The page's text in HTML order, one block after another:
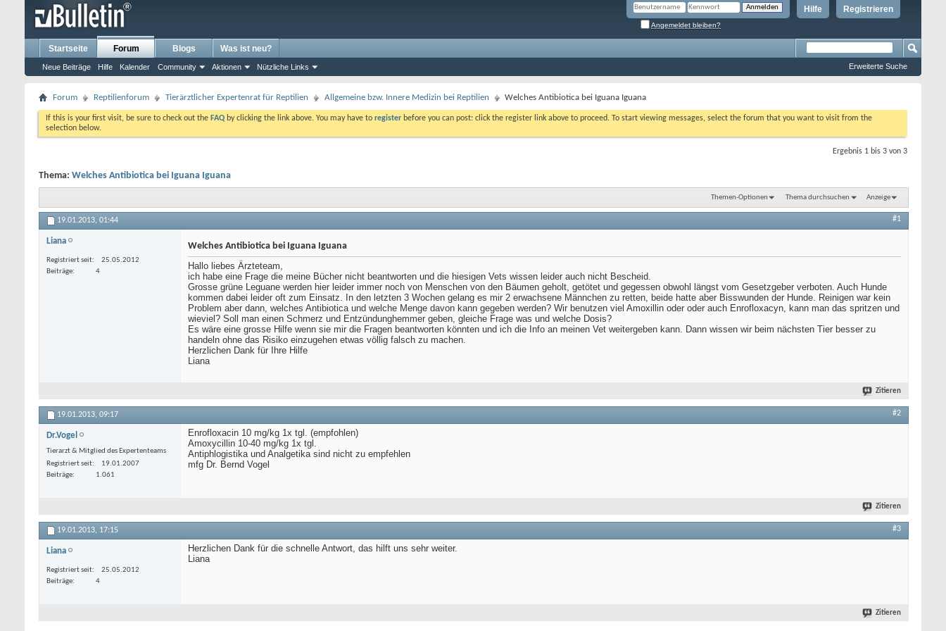
Registrieren
Hilfe
Angemeldet bleiben?
Startseite Forum
Neue Beiträge Hilfe Kalender Community Aktionen Nützliche Links
Blogs Was ist neu?
Erweiterte Suche
Forum Reptilienforum Tierärztlicher Expertenrat für Reptilien Allgemeine bzw. Innere Medizin bei Reptilien Welches Antibiotica bei Iguana Iguana
If this is your first visit, be sure to check out the FAQ by clicking the link above. You may have to register before you can post: click the register link above to proceed. To start viewing messages, select the forum that you want to visit from the
selection below.
Ergebnis 1 bis 3 von 3
Thema: Welches Antibiotica bei Iguana Iguana
Themen-Optionen Thema durchsuchen Anzeige
19.01.2013, 01:44 #1
Liana
Registriert seit
25.05.2012
Beiträge
4
Welches Antibiotica bei Iguana Iguana
Hallo liebes Ärzteteam,
ich habe eine Frage die meine Bücher nicht beantworten und die hiesigen Vets wissen leider auch nicht Bescheid.
Grosse grüne Leguane werden hier leider immer noch von Menschen von den Bäumen geholt, getötet und gegessen obwohl längst vom Gesetzgeber verboten. Auch Hunde
kommen dabei leider oft zum Einsatz. In den letzten 3 Wochen gelang es mir 2 erwachsene Männchen zu retten, beide hatte aber Bisswunden der Hunde. Reinigen war kein
Problem aber dann, welches Antibiotica und welche Menge davon kann gegeben werden? Wir benutzen viel Amoxillin oder oder auch Enrofloxacyn, kann man das spritzen und
wieviel? Soll man einen Schmerz und Entzündunghemmer geben, gleiche Frage was und welche Dosis?
Es wäre eine grosse Hilfe wenn sie mir die Fragen beantworten könnten und ich die Info an meinen Vet weitergeben kann. Dann wissen wir beim nächsten Tier besser zu
handeln ohne das Risiko einzugehen etwas völlig falsch zu machen.
Herzlichen Dank für Ihre Hilfe
Liana
Zitieren
19.01.2013, 09:17 #2
Dr.Vogel
Tierarzt & Mitglied des Expertenteams
Registriert seit
19.01.2007
Beiträge
1.061
Enrofloxacin 10 mg/kg 1x tgl. (empfohlen)
Amoxycillin 10-40 mg/kg 1x tgl.
Antiphlogistika und Analgetika sind nicht zu empfehlen
mfg Dr. Bernd Vogel
Zitieren
19.01.2013, 17:15 #3
Liana
Registriert seit
25.05.2012
Beiträge
4
Herzlichen Dank für die schnelle Antwort, das hilft uns sehr weiter.
Liana
Zitieren